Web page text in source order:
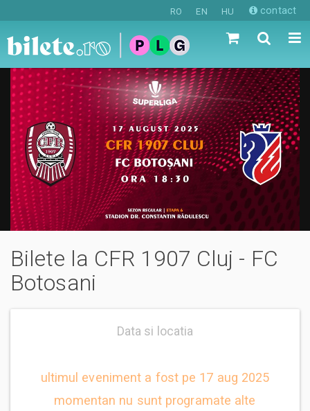
RO EN HU contact
Bilete la CFR 1907 Cluj - FC
Botosani
Data si locatia
ultimul eveniment a fost pe 17 aug 2025
momentan nu sunt programate alte